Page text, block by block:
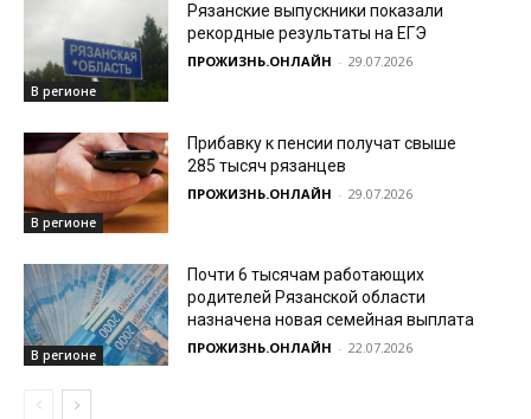
В регионе
Рязанские выпускники показали
рекордные результаты на ЕГЭ
ПРОЖИЗНЬ.ОНЛАЙН - 29.07.2026
В регионе
Прибавку к пенсии получат свыше
285 тысяч рязанцев
ПРОЖИЗНЬ.ОНЛАЙН - 29.07.2026
В регионе
Почти 6 тысячам работающих
родителей Рязанской области
назначена новая семейная выплата
ПРОЖИЗНЬ.ОНЛАЙН - 22.07.2026